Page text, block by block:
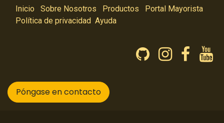
Inicio Sobre Nosotros Productos
Portal Mayorista
Política de privacidad Ayuda
Póngase en contacto